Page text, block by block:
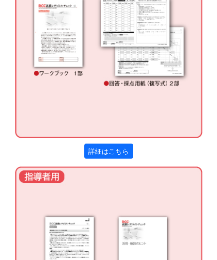
詳細はこちら